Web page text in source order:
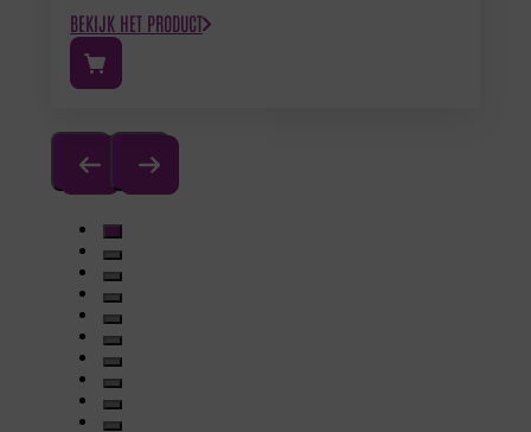
BEKIJK HET PRODUCT